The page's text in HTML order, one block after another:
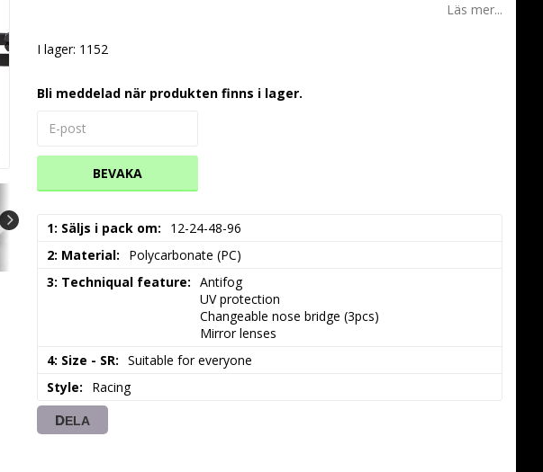
Läs mer...
I lager: 1152
Bli meddelad när produkten finns i lager.
BEVAKA
1: Säljs i pack om
12-24-48-96
2: Material
Polycarbonate (PC)
3: Techniqual feature
Antifog
UV protection
Changeable nose bridge (3pcs)
Mirror lenses
4: Size - SR
Suitable for everyone
Style
Racing
DELA